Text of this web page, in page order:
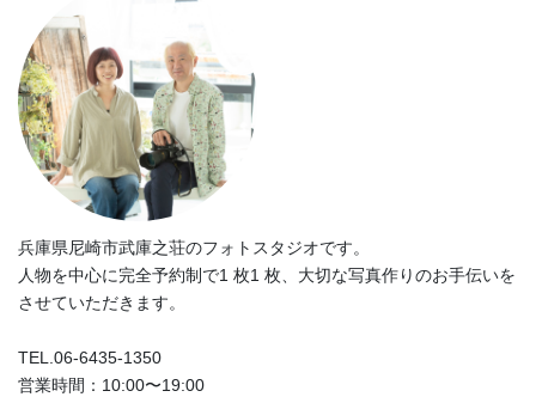
兵庫県尼崎市武庫之荘のフォトスタジオです。
人物を中心に完全予約制で1 枚1 枚、大切な写真作りのお手伝いを
させていただきます。
TEL.06-6435-1350
営業時間：10:00〜19:00